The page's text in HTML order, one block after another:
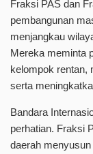
Fraksi PAS dan
pembangunan
menjangkau
Mereka meminta
kelompok rentan,
serta
Bandara
perhatian. Fraksi
daerah